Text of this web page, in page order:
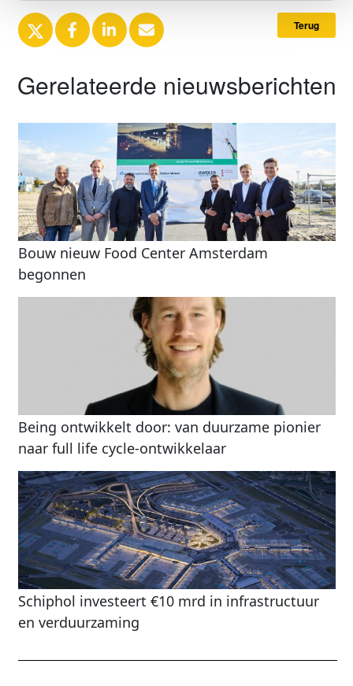
Terug
Gerelateerde nieuwsberichten
Bouw nieuw Food Center Amsterdam
begonnen
Being ontwikkelt door: van duurzame pionier
naar full life cycle-ontwikkelaar
Schiphol investeert €10 mrd in infrastructuur
en verduurzaming